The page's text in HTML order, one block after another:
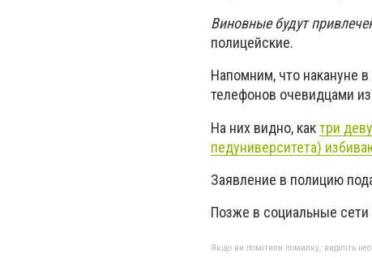
Виновные будут
полицейские.
Напомним, что накануне
телефонов очевидцами
На них видно, кактри
педуниверситета)
Заявление в полицию
Позже в социальные сети
Якщо ви помітили помилку, виділіть